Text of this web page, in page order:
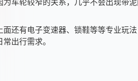
面还有电子变速器、锁鞋等等专业玩
出行需求。